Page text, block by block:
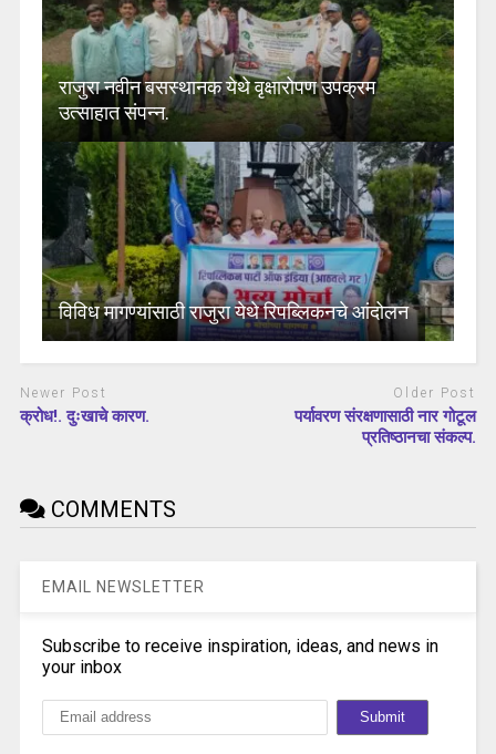
राजुरा नवीन बसस्थानक येथे वृक्षारोपण उपक्रम
उत्साहात संपन्न.
विविध मागण्यांसाठी राजुरा येथे रिपब्लिकनचे आंदोलन
Newer Post
क्रोध!. दुःखाचे कारण.
Older Post
पर्यावरण संरक्षणासाठी नार गोटूल
प्रतिष्ठानचा संकल्प.
COMMENTS
EMAIL NEWSLETTER
Subscribe to receive inspiration, ideas, and news in
your inbox